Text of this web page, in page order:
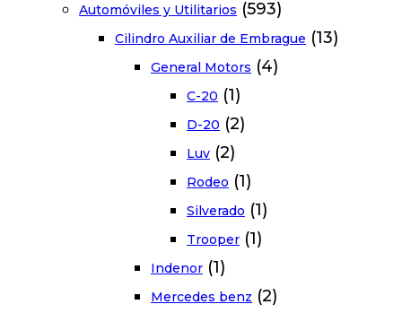
Automóviles y Utilitarios (593)
Cilindro Auxiliar de Embrague (13)
General Motors (4)
C-20 (1)
D-20 (2)
Luv (2)
Rodeo (1)
Silverado (1)
Trooper (1)
Indenor (1)
Mercedes benz (2)